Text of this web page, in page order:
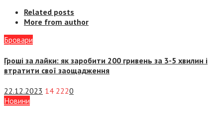
Related posts
More from author
Бровари
Гроші за лайки: як заробити 200 гривень за 3-5 хвилин і
втратити свої заощадження
22.12.2023 14 2220
Новини